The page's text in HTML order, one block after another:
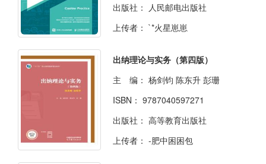
出版社：
人民邮电出版社
上传者： `*火星崽崽
出纳理论与实务（第四版）
主 编： 杨剑钧 陈东升 彭珊
ISBN： 9787040597271
出版社： 高等教育出版社
上传者： -肥中困困包